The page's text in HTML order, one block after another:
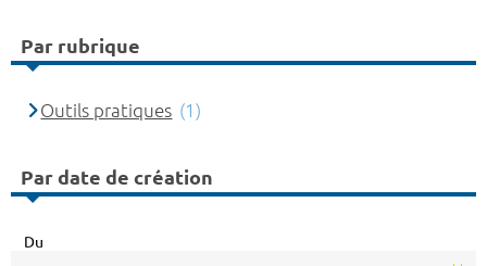
Par rubrique
Outils pratiques (1)
Par date de création
Du